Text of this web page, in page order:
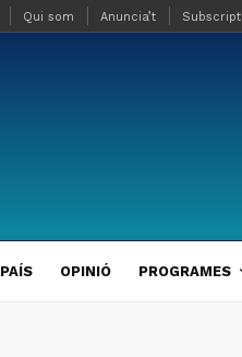
Qui som Anuncia’t
PAÍS OPINIÓ PROGRAMES